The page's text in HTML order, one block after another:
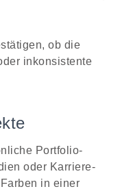
ob die
inkonsistente
Portfolio-
oder Karriere-
in einer